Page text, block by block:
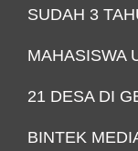
SUDAH 3
MAHASISWA
21 DESA DI
BINTEK